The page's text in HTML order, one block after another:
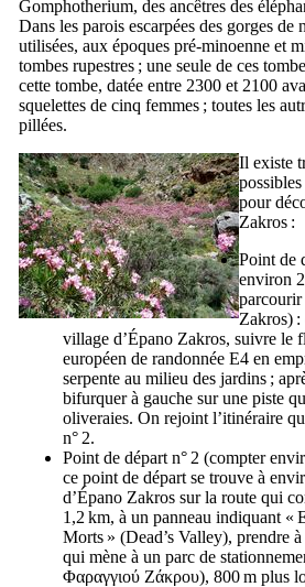
Gomphotherium, des ancêtres des
Dans les parois escarpées des gorges de
utilisées, aux époques pré-minoenne et
tombes rupestres ; une seule de ces
cette tombe, datée entre 2300 et 2100
squelettes de cinq femmes ; toutes les
pillées.
Il existe
pour
Zakros :
Point de
environ
parcourir
Zakros) :
village d’Épano Zakros, suivre le
européen de randonnée E4 en
serpente au milieu des jardins ;
bifurquer à gauche sur une piste
oliveraies. On rejoint l’itinéraire
n° 2.
Point de départ n° 2 (compter
ce point de départ se trouve à
d’Épano Zakros sur la route qui
1,2 km, à un panneau indiquant «
Morts » (Dead’s Valley), prendre
qui mène à un parc de
Φαραγγιού Ζάκρου), 800 m plus